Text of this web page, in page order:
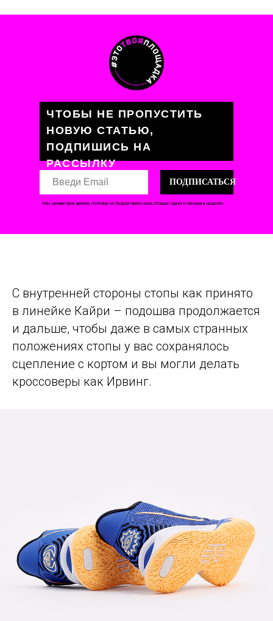
ПОДПИСАТЬСЯ
Мы ценим твое время, поэтому не будем присылать больше одного письма в неделю.
ЧТОБЫ НЕ ПРОПУСТИТЬ
НОВУЮ СТАТЬЮ,
ПОДПИШИСЬ НА
РАССЫЛКУ
С внутренней стороны стопы как принято
в линейке Кайри – подошва продолжается
и дальше, чтобы даже в самых странных
положениях стопы у вас сохранялось
сцепление с кортом и вы могли делать
кроссоверы как Ирвинг.